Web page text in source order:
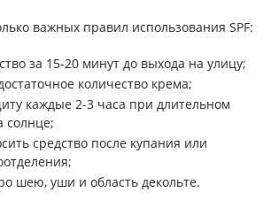
важных правил использования SPF:
за 15-20 минут до выхода на улицу;
количество крема;
каждые 2-3 часа при длительном
солнце;
средство после купания или
шею, уши и область декольте.